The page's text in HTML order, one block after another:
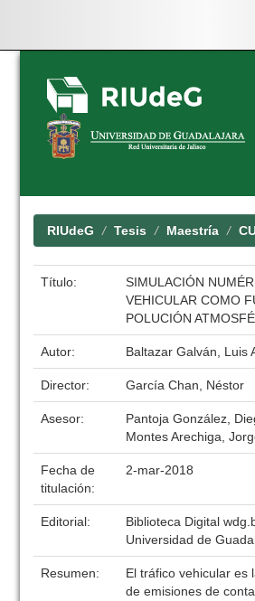
Skip
navigation
RIUdeG Tesis Maestría
Título:
SIMULACIÓN
VEHICULAR COMO
POLUCIÓN
Autor: Baltazar Galván, Luis
Director: García Chan, Néstor
Asesor:
Pantoja González,
Montes Arechiga,
Fecha de
titulación:
2-mar-2018
Editorial:
Biblioteca Digital
Universidad de
Resumen:
El tráfico vehicular es
de emisiones de